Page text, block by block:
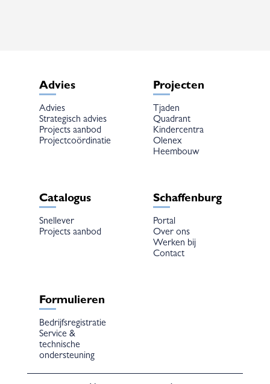
Advies
Advies
Strategisch advies
Projects aanbod
Projectcoördinatie
Projecten
Tjaden
Quadrant
Kindercentra
Olenex
Heembouw
Catalogus
Snellever
Projects aanbod
Schaffenburg
Portal
Over ons
Werken bij
Contact
Formulieren
Bedrijfsregistratie
Service &
technische
ondersteuning